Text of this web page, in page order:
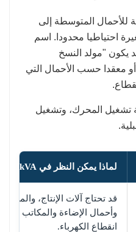
للأحمال المتوسطة إلى
احتياطيا محدودا. اسم
يكون "مولد النسخ
معقدا حسب الأحمال التي
تشغيل المحرك، وتشغيل
لماذا يمكن النظر في 625kVA
قد تحتاج آلات الإنتاج،
وأحمال الإضاءة والمكاتب إلى
انقطاع الكهرباء.